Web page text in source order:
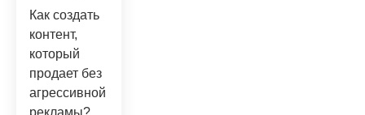
Как создать
контент,
который
продает без
агрессивной
рекламы?